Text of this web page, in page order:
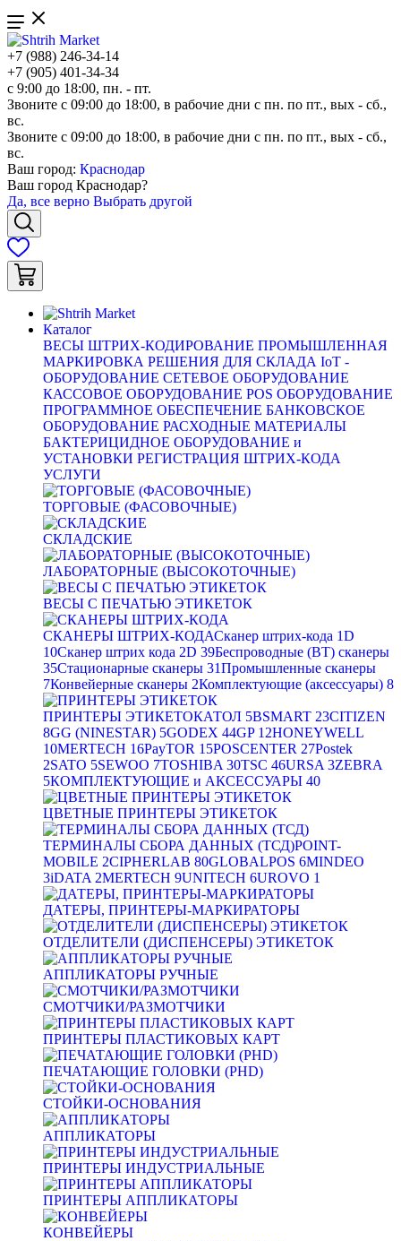
+7 (988) 246-34-14
+7 (905) 401-34-34
с 9:00 до 18:00, пн. - пт.
Звоните с 09:00 до 18:00, в рабочие дни с пн. по пт., вых - сб.,
вс.
Звоните с 09:00 до 18:00, в рабочие дни с пн. по пт., вых - сб.,
вс.
Ваш город: Краснодар
Ваш город Краснодар?
Да, все верно Выбрать другой
Каталог
ВЕСЫ ШТРИХ-КОДИРОВАНИЕ ПРОМЫШЛЕННАЯ
МАРКИРОВКА РЕШЕНИЯ ДЛЯ СКЛАДА IoT -
ОБОРУДОВАНИЕ СЕТЕВОЕ ОБОРУДОВАНИЕ
КАССОВОЕ ОБОРУДОВАНИЕ POS ОБОРУДОВАНИЕ
ПРОГРАММНОЕ ОБЕСПЕЧЕНИЕ БАНКОВСКОЕ
ОБОРУДОВАНИЕ РАСХОДНЫЕ МАТЕРИАЛЫ
БАКТЕРИЦИДНОЕ ОБОРУДОВАНИЕ и
УСТАНОВКИ РЕГИСТРАЦИЯ ШТРИХ-КОДА
УСЛУГИ
ТОРГОВЫЕ (ФАСОВОЧНЫЕ)
СКЛАДСКИЕ
ЛАБОРАТОРНЫЕ (ВЫСОКОТОЧНЫЕ)
ВЕСЫ С ПЕЧАТЬЮ ЭТИКЕТОК
СКАНЕРЫ ШТРИХ-КОДАСканер штрих-кода 1D
10Сканер штрих кода 2D 39Беспроводные (BT) сканеры
35Стационарные сканеры 31Промышленные сканеры
7Конвейерные сканеры 2Комплектующие (аксессуары) 8
ПРИНТЕРЫ ЭТИКЕТОКАТОЛ 5BSMART 23CITIZEN
8GG (NINESTAR) 5GODEX 44GP12HONEYWELL
10MERTECH 16PayTOR 15POSCENTER 27Postek
2SATO 5SEWOO 7TOSHIBA 30TSC 46URSA 3ZEBRA
5КОМПЛЕКТУЮЩИЕ и АКСЕССУАРЫ 40
ЦВЕТНЫЕ ПРИНТЕРЫ ЭТИКЕТОК
ТЕРМИНАЛЫ СБОРА ДАННЫХ (ТСД)POINT-
MOBILE 2CIPHERLAB 80GLOBALPOS 6MINDEO
3iDATA 2MERTECH 9UNITECH 6UROVO 1
ДАТЕРЫ, ПРИНТЕРЫ-МАРКИРАТОРЫ
ОТДЕЛИТЕЛИ (ДИСПЕНСЕРЫ) ЭТИКЕТОК
АППЛИКАТОРЫ РУЧНЫЕ
СМОТЧИКИ/РАЗМОТЧИКИ
ПРИНТЕРЫ ПЛАСТИКОВЫХ КАРТ
ПЕЧАТАЮЩИЕ ГОЛОВКИ (PHD)
СТОЙКИ-ОСНОВАНИЯ
АППЛИКАТОРЫ
ПРИНТЕРЫ ИНДУСТРИАЛЬНЫЕ
ПРИНТЕРЫ АППЛИКАТОРЫ
КОНВЕЙЕРЫ